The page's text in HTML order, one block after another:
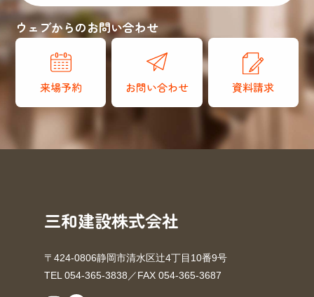
ウェブからのお問い合わせ
来場予約 お問い合わせ 資料請求
三和建設株式会社
〒424-0806静岡市清水区辻4丁目10番9号
TEL 054-365-3838／FAX 054-365-3687